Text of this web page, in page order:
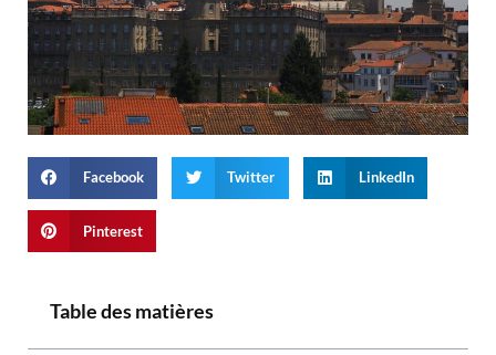
Facebook Twitter LinkedIn
Pinterest
Table des matières